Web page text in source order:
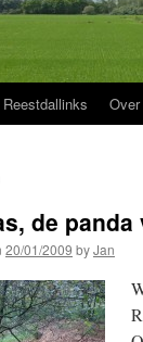
Reestdallinks
de
20/01/2009 byJan